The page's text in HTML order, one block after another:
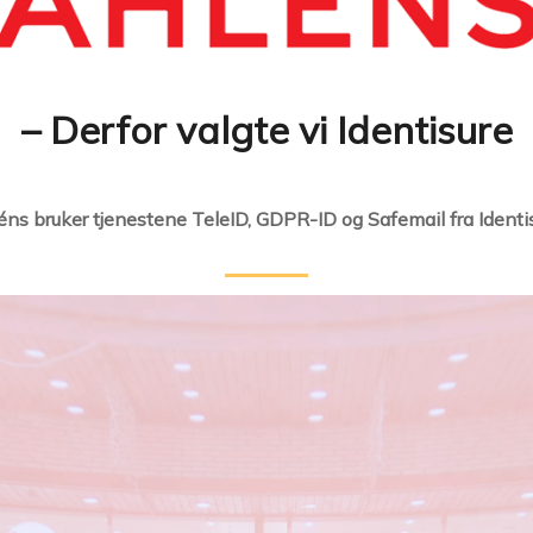
– Derfor valgte vi Identisure
bruker tjenestene TeleID, GDPR-ID og Safemail fra